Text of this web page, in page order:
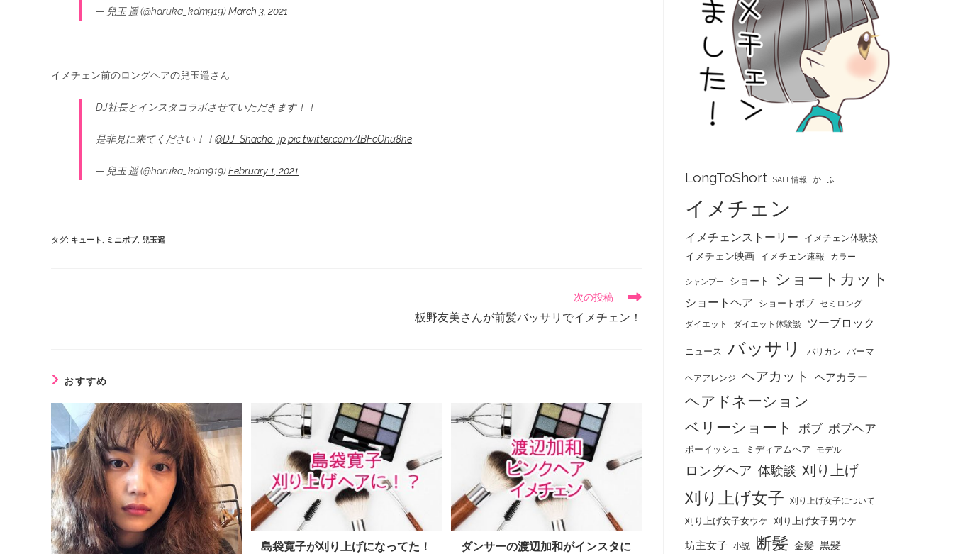
— 兒玉 遥 (@haruka_kdm919)March 3, 2021
イメチェン前のロングヘアの兒玉遥さん
DJ社長とインスタコラボさせていただきます！！
是非見に来てください！！ @DJ_Shacho_jppic.twitter.com/lBFcOhu8he
— 兒玉 遥 (@haruka_kdm919)February 1, 2021
タグ: キュート, ミニボブ, 兒玉遥
次の投稿
板野友美さんが前髪バッサリでイメチェン！
おすすめ
島袋寛子が刈り上げになってた！
ダンサーの渡辺加和がインスタに
LongToShort SALE情報 か ふ
イメチェン
イメチェンストーリー イメチェン体験談
イメチェン映画 イメチェン速報 カラー
シャンプー ショート ショートカット
ショートヘア ショートボブ セミロング
ダイエット ダイエット体験談 ツーブロック
ニュース バッサリ バリカン パーマ
ヘアアレンジ ヘアカット ヘアカラー
ヘアドネーション
ベリーショート
ボブ ボブヘア
ボーイッシュ ミディアムヘア モデル
ロングヘア 体験談 刈り上げ
刈り上げ女子 刈り上げ女子について
刈り上げ女子女ウケ 刈り上げ女子男ウケ
坊主女子 小説 断髪 金髪 黒髪